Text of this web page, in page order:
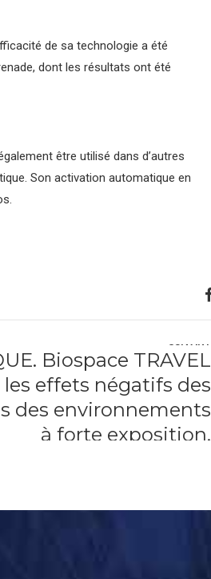
de sa technologie a été
dont les résultats ont été
être utilisé dans d’autres
Son activation automatique en
SUIVANT
Biospace TRAVEL
effets négatifs des
des environnements
à forte exposition.